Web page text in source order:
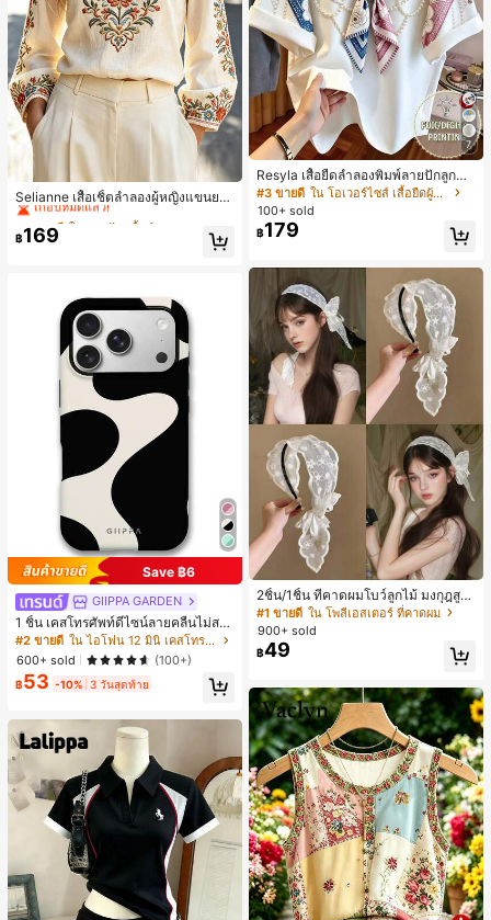
Selianne เสื้อเชิ้ตลำลองผู้หญิงแขนยา
ว คอวีเว้า ลายดอกไม้
#2 ขายดี
ใน งานปัก เสื้อทำงาน
เกือบหมดแล้ว!
#2 ขายดี ใน งานปัก เสื้อทำงาน
เกือบหมดแล้ว!
#2 ขายดี ใน งานปัก เสื้อทำงาน
เกือบหมดแล้ว!
฿169
Save ฿6
GIIPPA GARDEN
1 ชิ้น เคสโทรศัพท์ดีไซน์ลายคลื่นไม่สม
มาตรสำหรับ Phone 17 Pro Max, เหม
าะสำหรับ Phone 16 Pro Max, 15 Pro
Max, 14 Pro Max, เคสโทรศัพท์สไตล์เ
กาหลีและน่าสนใจ, เข้ากันได้กับ 11/12/
13/14/15/16 Pro Max Plus, ดีไซน์หรู
ขวัญในอุดมคติสำหรับคริสต์มาส, วันว
าเลนไทน์, อีสเตอร์, ฤดูแต่งงานและวันเ
กิดสำหรับแฟนสาว
#2 ขายดี
ใน ไอโฟน 12 มินิ เคสโทรศัพท์แฟชั่น
600+ sold
(100+)
฿53 -10% 3 วันสุดท้าย
7
Resyla เสื้อยืดลำลองพิมพ์ลายปักลูกปัด
รูปโบว์ขนาดใหญ่สำหรับผู้หญิง
#3 ขายดี
ใน โอเวอร์ไซส์ เสื้อยืดผู้หญิง
100+ sold
฿179
2ชิ้น/1ชิ้น ที่คาดผมโบว์ลูกไม้ มงกุฎสูง
แถบกว้าง สีดำ สีขาว สำหรับใส่ประจำ
วัน กิ๊บติดผม ยางรัดผม (ลายปักดอกไม้
จัดวางแบบสุ่ม)
#1 ขายดี ใน โพลีเอสเตอร์ ที่คาดผม
900+ sold
฿49